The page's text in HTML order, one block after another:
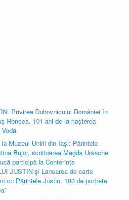
Privirea Duhovnicului României în
Roncea. 101 ani de la nașterea
Muzeul Unirii din Iași: Părintele
Bujor, scriitoarea Magda Ursache
participă la Conferința
JUSTIN și Lansarea de carte
cu Părintele Justin. 100 de portrete